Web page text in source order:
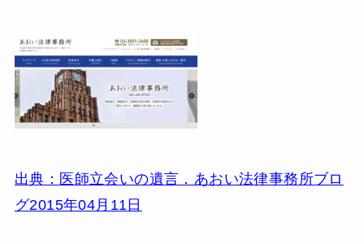
出典：医師立会いの遺言．あおい法律事務所ブロ
グ2015年04月11日